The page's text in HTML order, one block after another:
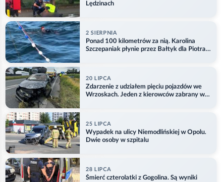
Lędzinach
2 SIERPNIA
Ponad 100 kilometrów za nią. Karolina
Szczepaniak płynie przez Bałtyk dla Piotra.
20 LIPCA
Zdarzenie z udziałem pięciu pojazdów we
Wrzoskach. Jeden z kierowców zabrany w
25 LIPCA
Wypadek na ulicy Niemodlińskiej w Opolu.
Dwie osoby w szpitalu
28 LIPCA
Śmierć czterolatki z Gogolina. Są wyniki